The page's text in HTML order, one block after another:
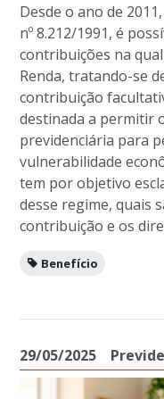
Desde o ano de
nº 8.212/1991, é
contribuições na
Renda, tratando-se
contribuição
destinada a permitir
previdenciária para
vulnerabilidade
tem por objetivo
desse regime, quais
contribuição e os
Benefício
29/05/2025